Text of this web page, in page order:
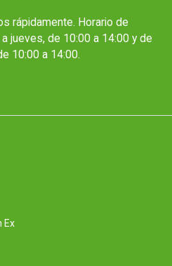
rápidamente. Horario de
jueves, de 10:00 a 14:00 y de
10:00 a 14:00.
Ex